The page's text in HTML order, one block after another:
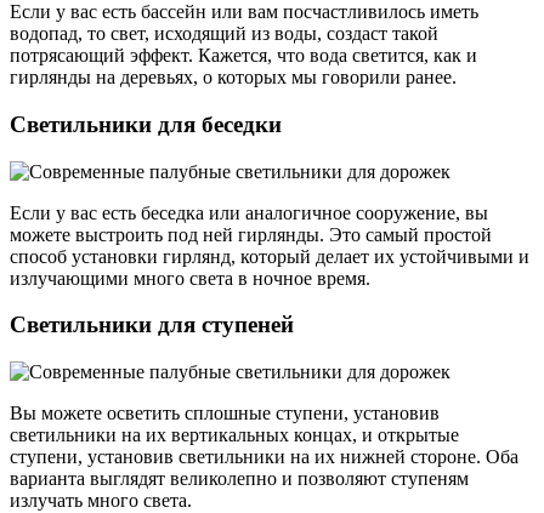
Если у вас есть бассейн или вам посчастливилось иметь
водопад, то свет, исходящий из воды, создаст такой
потрясающий эффект. Кажется, что вода светится, как и
гирлянды на деревьях, о которых мы говорили ранее.
Светильники для беседки
Если у вас есть беседка или аналогичное сооружение, вы
можете выстроить под ней гирлянды. Это самый простой
способ установки гирлянд, который делает их устойчивыми и
излучающими много света в ночное время.
Светильники для ступеней
Вы можете осветить сплошные ступени, установив
светильники на их вертикальных концах, и открытые
ступени, установив светильники на их нижней стороне. Оба
варианта выглядят великолепно и позволяют ступеням
излучать много света.